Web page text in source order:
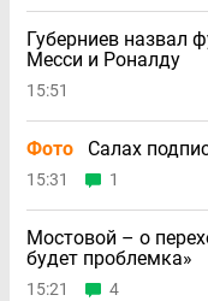
Губерниев назвал
Месси и Роналду
15:51
Фото Салах
15:31 1
Мостовой – о
будет проблемка»
15:21 4